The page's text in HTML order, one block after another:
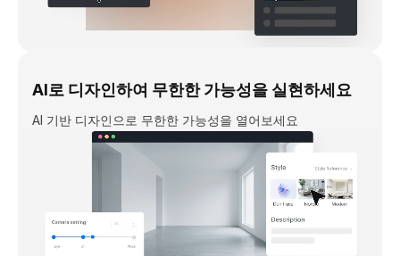
AI로 디자인하여 무한한 가능성을 실현하세요
AI 기반 디자인으로 무한한 가능성을 열어보세요